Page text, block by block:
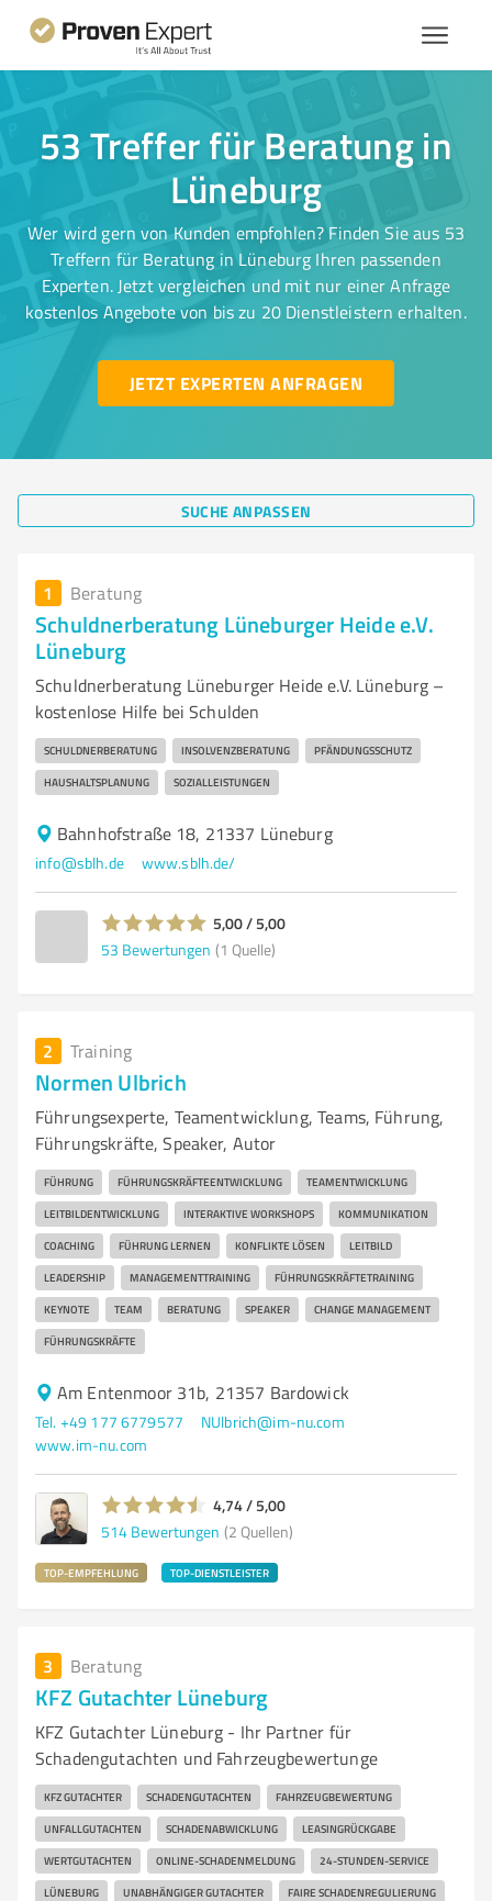
53 Treffer für Beratung in
Lüneburg
Wer wird gern von Kunden empfohlen? Finden Sie aus 53
Treffern für Beratung in Lüneburg Ihren passenden
Experten. Jetzt vergleichen und mit nur einer Anfrage
kostenlos Angebote von bis zu 20 Dienstleistern erhalten.
JETZT EXPERTEN ANFRAGEN
SUCHE ANPASSEN
1 Beratung
Schuldnerberatung Lüneburger Heide e.V.
Lüneburg
Schuldnerberatung Lüneburger Heide e.V. Lüneburg –
kostenlose Hilfe bei Schulden
SCHULDNERBERATUNG INSOLVENZBERATUNG PFÄNDUNGSSCHUTZ
HAUSHALTSPLANUNG SOZIALLEISTUNGEN
Bahnhofstraße 18, 21337 Lüneburg
info@sblh.de www.sblh.de/
5,00 / 5,00
53 Bewertungen (1 Quelle)
2 Training
Normen Ulbrich
Führungsexperte, Teamentwicklung, Teams, Führung,
Führungskräfte, Speaker, Autor
FÜHRUNG FÜHRUNGSKRÄFTEENTWICKLUNG TEAMENTWICKLUNG
LEITBILDENTWICKLUNG INTERAKTIVE WORKSHOPS KOMMUNIKATION
COACHING FÜHRUNG LERNEN KONFLIKTE LÖSEN LEITBILD
LEADERSHIP MANAGEMENTTRAINING FÜHRUNGSKRÄFTETRAINING
KEYNOTE TEAM BERATUNG SPEAKER CHANGE MANAGEMENT
FÜHRUNGSKRÄFTE
Am Entenmoor 31b, 21357 Bardowick
Tel. +49 177 6779577
NUlbrich@im-nu.com
www.im-nu.com
4,74 / 5,00
514 Bewertungen (2 Quellen)
TOP-EMPFEHLUNG TOP-DIENSTLEISTER
3 Beratung
KFZ Gutachter Lüneburg
KFZ Gutachter Lüneburg - Ihr Partner für
Schadengutachten und Fahrzeugbewertunge
KFZ GUTACHTER SCHADENGUTACHTEN FAHRZEUGBEWERTUNG
UNFALLGUTACHTEN SCHADENABWICKLUNG LEASINGRÜCKGABE
WERTGUTACHTEN ONLINE-SCHADENMELDUNG 24-STUNDEN-SERVICE
LÜNEBURG UNABHÄNGIGER GUTACHTER FAIRE SCHADENREGULIERUNG